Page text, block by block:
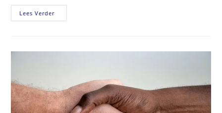
Lees VerderWat
Zijn
Betekenis